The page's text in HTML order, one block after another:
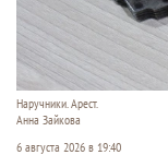
Наручники. Арест.
Анна Зайкова
6 августа 2026 в 19:40